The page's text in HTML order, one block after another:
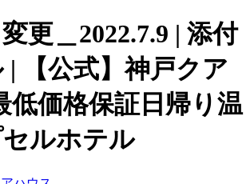
更＿2022.7.9 | 添付
| 【公式】神戸クア
低価格保証日帰り温
ルホテル